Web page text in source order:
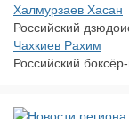
Халмурзаев Хасан
Российский
Чахкиев Рахим
Российский